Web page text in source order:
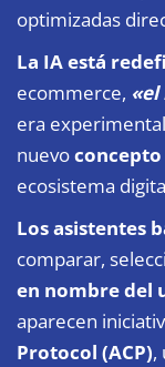
optimizadas
La IA está
ecommerce,
era
nuevo
ecosistema
Los asistentes
comparar,
en nombre del
aparecen
Protocol (ACP),